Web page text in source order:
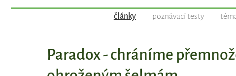
články poznávací testy
Paradox - chráníme